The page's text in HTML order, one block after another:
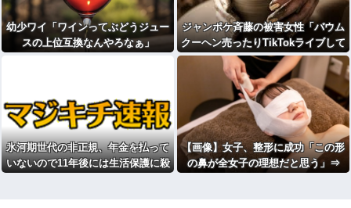
幼少ワイ「ワインってぶどうジュー
スの上位互換なんやろなぁ」
ジャンポケ斉藤の被害女性「バウム
クーヘン売ったりTikTokライブして
てムカついたから示談しなかった」
氷河期世代の非正規、年金を払って
いないので11年後には生活保護に殺
【画像】女子、整形に成功「この形
の鼻が全女子の理想だと思う」⇒